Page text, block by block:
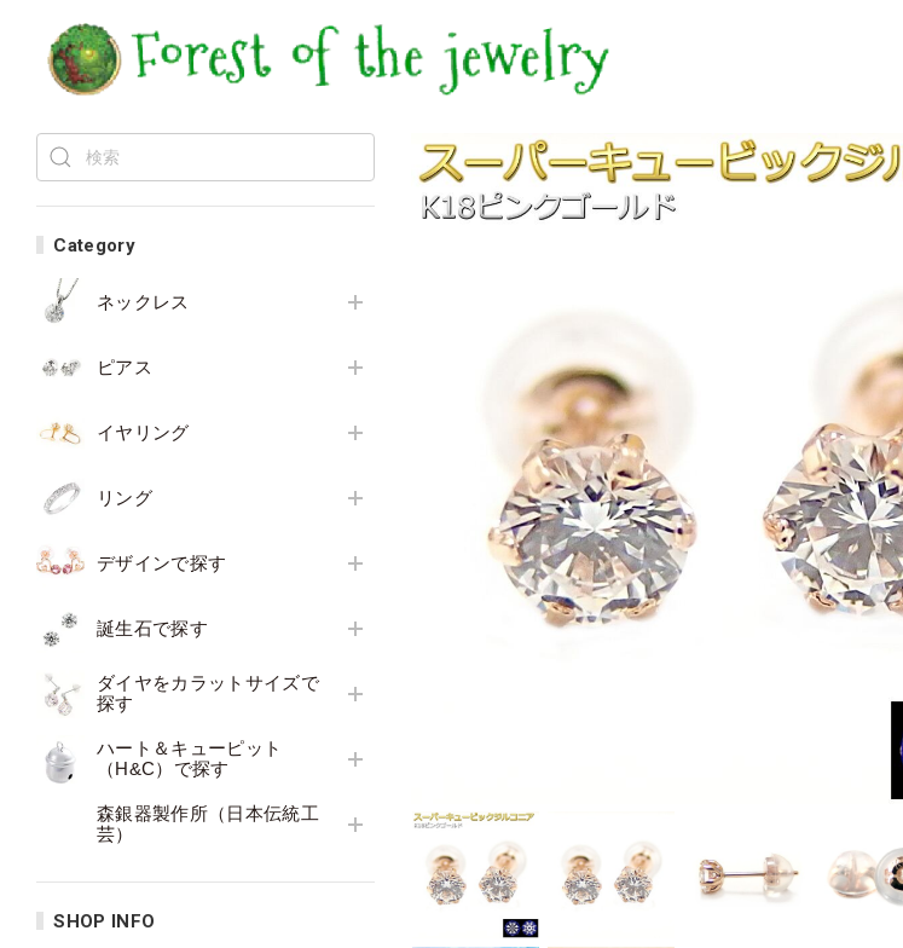
Category
ネックレス
ピアス
イヤリング
リング
デザインで探す
誕生石で探す
ダイヤをカラットサイズで
探す
ハート＆キューピット
（H&C）で探す
森銀器製作所（日本伝統工
芸）
SHOP INFO